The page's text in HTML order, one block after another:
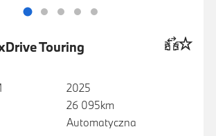
Touring
2025
26 095km
Automatyczna